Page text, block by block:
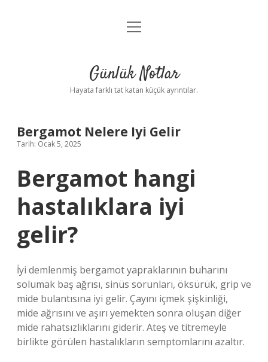
Anasayfa
Yasal Uyarı
menüyü
Günlük Notlar
Hayata farklı tat katan küçük ayrıntılar.
Bergamot Nelere Iyi Gelir
Tarih: Ocak 5, 2025
Bergamot hangi
hastalıklara iyi
gelir?
İyi demlenmiş bergamot yapraklarının buharını
solumak baş ağrısı, sinüs sorunları, öksürük, grip ve
mide bulantısına iyi gelir. Çayını içmek şişkinliği,
mide ağrısını ve aşırı yemekten sonra oluşan diğer
mide rahatsızlıklarını giderir. Ateş ve titremeyle
birlikte görülen hastalıkların semptomlarını azaltır.